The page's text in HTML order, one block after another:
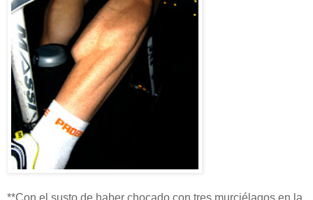
**Con el susto de haber chocado con tres murciélagos en la